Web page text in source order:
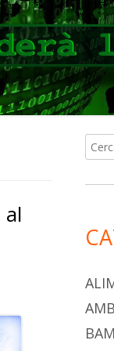
al
per: